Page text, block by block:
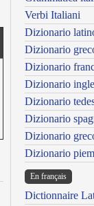
Verbi Italiani
Dizionario
Dizionario
Dizionario
Dizionario
Dizionario
Dizionario
Dizionario
Dizionario
En français
Dictionnaire